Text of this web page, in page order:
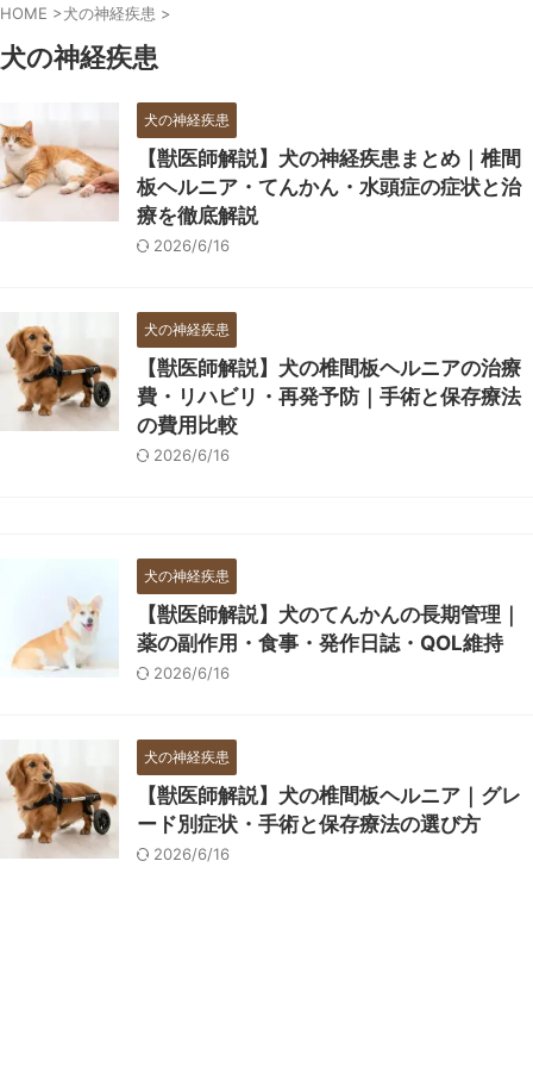
HOME >犬の神経疾患 >
犬の神経疾患
犬の神経疾患
【獣医師解説】犬の神経疾患まとめ｜椎間
板ヘルニア・てんかん・水頭症の症状と治
療を徹底解説
2026/6/16
犬の神経疾患
【獣医師解説】犬の椎間板ヘルニアの治療
費・リハビリ・再発予防｜手術と保存療法
の費用比較
2026/6/16
犬の神経疾患
【獣医師解説】犬のてんかんの長期管理｜
薬の副作用・食事・発作日誌・QOL維持
2026/6/16
犬の神経疾患
【獣医師解説】犬の椎間板ヘルニア｜グレ
ード別症状・手術と保存療法の選び方
2026/6/16